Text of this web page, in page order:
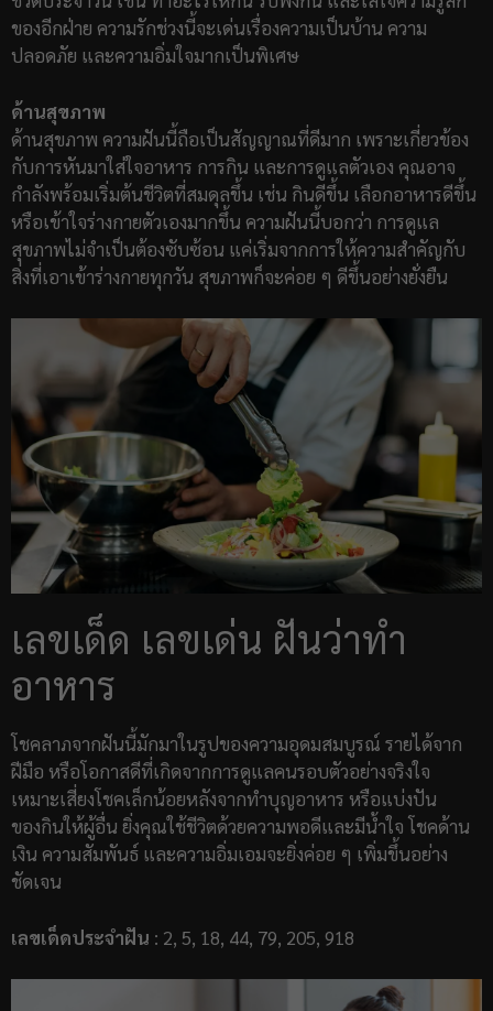
ของอีกฝ่าย ความรักช่วงนี้จะเด่นเรื่องความเป็นบ้าน ความ
ปลอดภัย และความอิ่มใจมากเป็นพิเศษ
ด้านสุขภาพ
ด้านสุขภาพ ความฝันนี้ถือเป็นสัญญาณที่ดีมาก เพราะเกี่ยวข้อง
กับการหันมาใส่ใจอาหาร การกิน และการดูแลตัวเอง คุณอาจ
กำลังพร้อมเริ่มต้นชีวิตที่สมดุลขึ้น เช่น กินดีขึ้น เลือกอาหารดีขึ้น
หรือเข้าใจร่างกายตัวเองมากขึ้น ความฝันนี้บอกว่า การดูแล
สุขภาพไม่จำเป็นต้องซับซ้อน แค่เริ่มจากการให้ความสำคัญกับ
สิ่งที่เอาเข้าร่างกายทุกวัน สุขภาพก็จะค่อย ๆ ดีขึ้นอย่างยั่งยืน
เลขเด็ด เลขเด่น ฝันว่าทำ
อาหาร
โชคลาภจากฝันนี้มักมาในรูปของความอุดมสมบูรณ์ รายได้จาก
ฝีมือ หรือโอกาสดีที่เกิดจากการดูแลคนรอบตัวอย่างจริงใจ
เหมาะเสี่ยงโชคเล็กน้อยหลังจากทำบุญอาหาร หรือแบ่งปัน
ของกินให้ผู้อื่น ยิ่งคุณใช้ชีวิตด้วยความพอดีและมีน้ำใจ โชคด้าน
เงิน ความสัมพันธ์ และความอิ่มเอมจะยิ่งค่อย ๆ เพิ่มขึ้นอย่าง
ชัดเจน
เลขเด็ดประจำฝัน : 2, 5, 18, 44, 79, 205, 918